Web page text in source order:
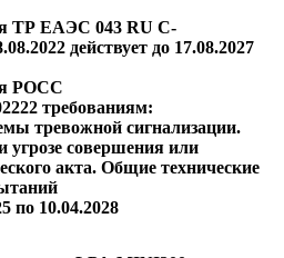
ТР ЕАЭС 043 RU С-
действует до 17.08.2027
РОСС
требованиям:
тревожной сигнализации.
совершения или
акта. Общие технические
по 10.04.2028